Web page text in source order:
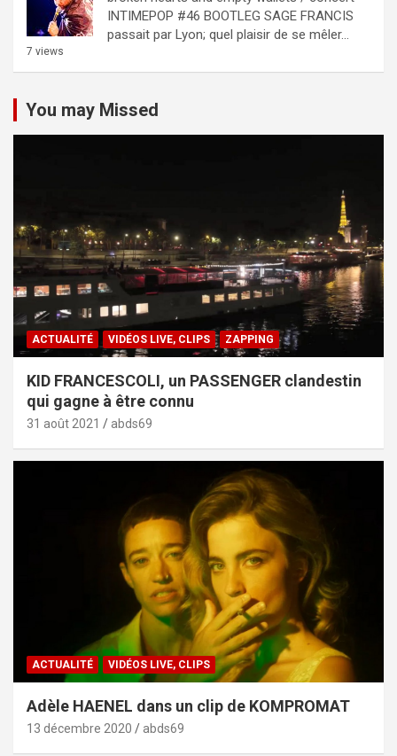
INTIMEPOP #46 BOOTLEG SAGE FRANCIS
passait par Lyon; quel plaisir de se mêler...
7 views
You may Missed
ACTUALITÉ VIDÉOS LIVE, CLIPS ZAPPING
KID FRANCESCOLI, un PASSENGER clandestin
qui gagne à être connu
31 août 2021 abds69
ACTUALITÉ VIDÉOS LIVE, CLIPS
Adèle HAENEL dans un clip de KOMPROMAT
13 décembre 2020 abds69